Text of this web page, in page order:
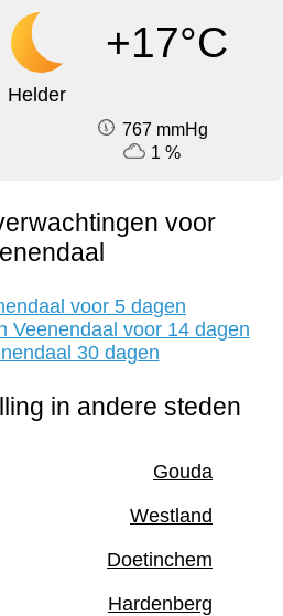
+17°C
Helder
767 mmHg
1 %
voor
voor 5 dagen
Veenendaal voor 14 dagen
30 dagen
in andere steden
Gouda
Westland
Doetinchem
Hardenberg